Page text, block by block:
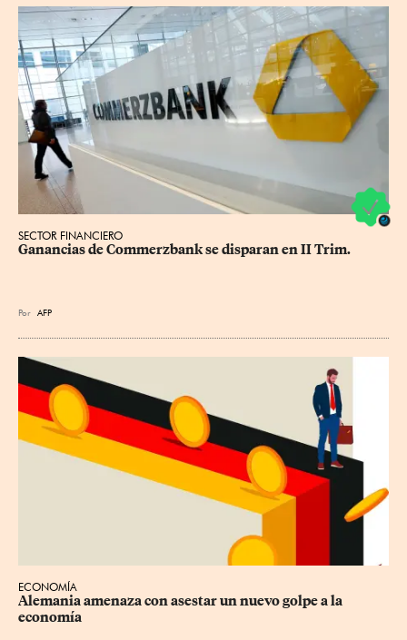
SECTOR FINANCIERO
Ganancias de Commerzbank se disparan en II Trim.
Por AFP
ECONOMÍA
Alemania amenaza con asestar un nuevo golpe a la
economía